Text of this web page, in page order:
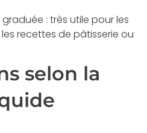
: très utile pour les
recettes de pâtisserie ou
selon la